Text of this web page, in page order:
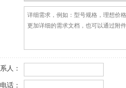
人：
话：